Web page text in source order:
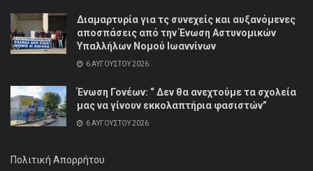
Διαμαρτυρία για τς συνεχείς και αυξανόμενες
αποσπάσεις από την Ένωση Αστυνομικών
Υπαλλήλων Νομού Ιωαννίνων
6 ΑΥΓΟΎΣΤΟΥ 2026
Ένωση Γονέων: “ Δεν θα ανεχτούμε τα σχολεία
μας να γίνουν εκκολαπτήρια φασιστών”
6 ΑΥΓΟΎΣΤΟΥ 2026
Πολιτική Απορρήτου